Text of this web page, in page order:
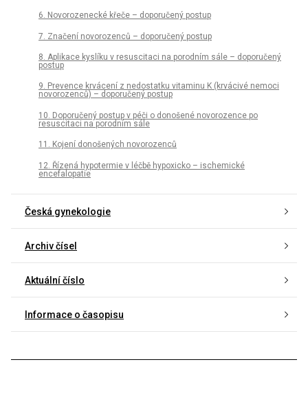
6. Novorozenecké křeče – doporučený postup
7. Značení novorozenců – doporučený postup
8. Aplikace kyslíku v resuscitaci na porodním sále – doporučený
postup
9. Prevence krvácení z nedostatku vitaminu K (krvácivé nemoci
novorozenců) – doporučený postup
10. Doporučený postup v péči o donošené novorozence po
resuscitaci na porodním sále
11. Kojení donošených novorozenců
12. Řízená hypotermie v léčbě hypoxicko – ischemické
encefalopatie
Česká gynekologie
Archiv čísel
Aktuální číslo
Informace o časopisu